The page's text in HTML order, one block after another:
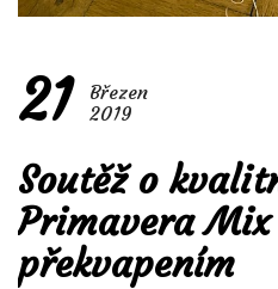
21
Březen
2019
Soutěž o
Primavera Mix
překvapením